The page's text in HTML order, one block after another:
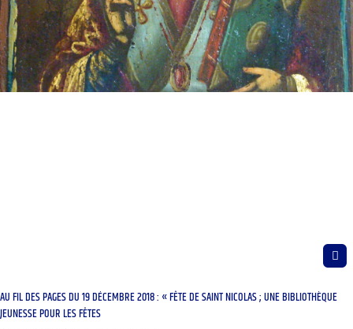
AU FIL DES PAGES DU 19 DÉCEMBRE 2018 : « FÊTE DE SAINT NICOLAS ; UNE BIBLIOTHÈQUE
JEUNESSE POUR LES FÊTES